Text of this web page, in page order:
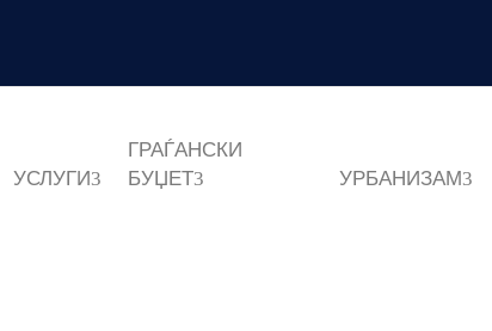
УСЛУГИ
ГРАЃАНСКИ
БУЏЕТ
УРБАНИЗАМ